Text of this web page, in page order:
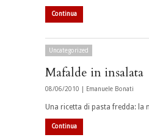
Continua
Uncategorized
Mafalde in insalata
08/06/2010 | Emanuele Bonati
Una ricetta di pasta fredda: la
Continua